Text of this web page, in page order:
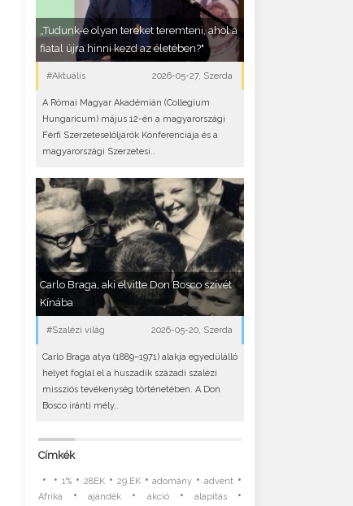
„Tudunk-e olyan tereket teremteni, ahol a
fiatal újra hinni kezd az életében?"
#Aktuális 2026-05-27, Szerda
A Római Magyar Akadémián (Collegium
Hungaricum) május 12-én a magyarországi
Férfi Szerzeteselöljárók Konferenciája és a
magyarországi Szerzetesi..
Carlo Braga, aki elvitte Don Bosco szívét
Kínába
#Szalézi világ 2026-05-20, Szerda
Carlo Braga atya (1889–1971) alakja egyedülálló
helyet foglal el a huszadik századi szalézi
missziós tevékenység történetében. A Don
Bosco iránti mély..
Címkék
• •1% • 28EK • 29.EK•adomány •advent •
Afrika •ajándék • akció• alapítás•